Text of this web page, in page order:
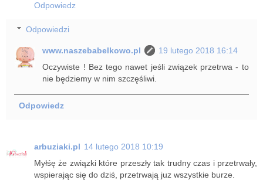
Odpowiedz
Odpowiedzi
www.naszebabelkowo.pl
19 lutego 2018 16:14
Oczywiste ! Bez tego nawet jeśli związek przetrwa - to
nie będziemy w nim szczęśliwi.
Odpowiedz
arbuziaki.pl 14 lutego 2018 10:19
Myłśę że związki które przeszły tak trudny czas i przetrwały,
wspierając się do dziś, przetrwają juz wszystkie burze.